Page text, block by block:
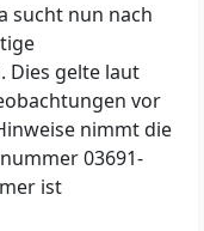
sucht nun nach
Dies gelte laut
vor
nimmt die
03691-
ist